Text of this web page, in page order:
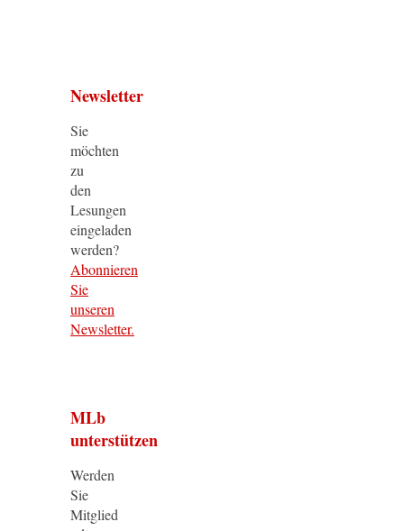
Newsletter
Sie
möchten
zu
den
Lesungen
eingeladen
werden?
Abonnieren
Sie
unseren
Newsletter.
MLb
unterstützen
Werden
Sie
Mitglied